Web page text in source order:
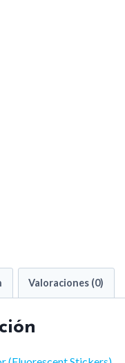
Valoraciones (0)